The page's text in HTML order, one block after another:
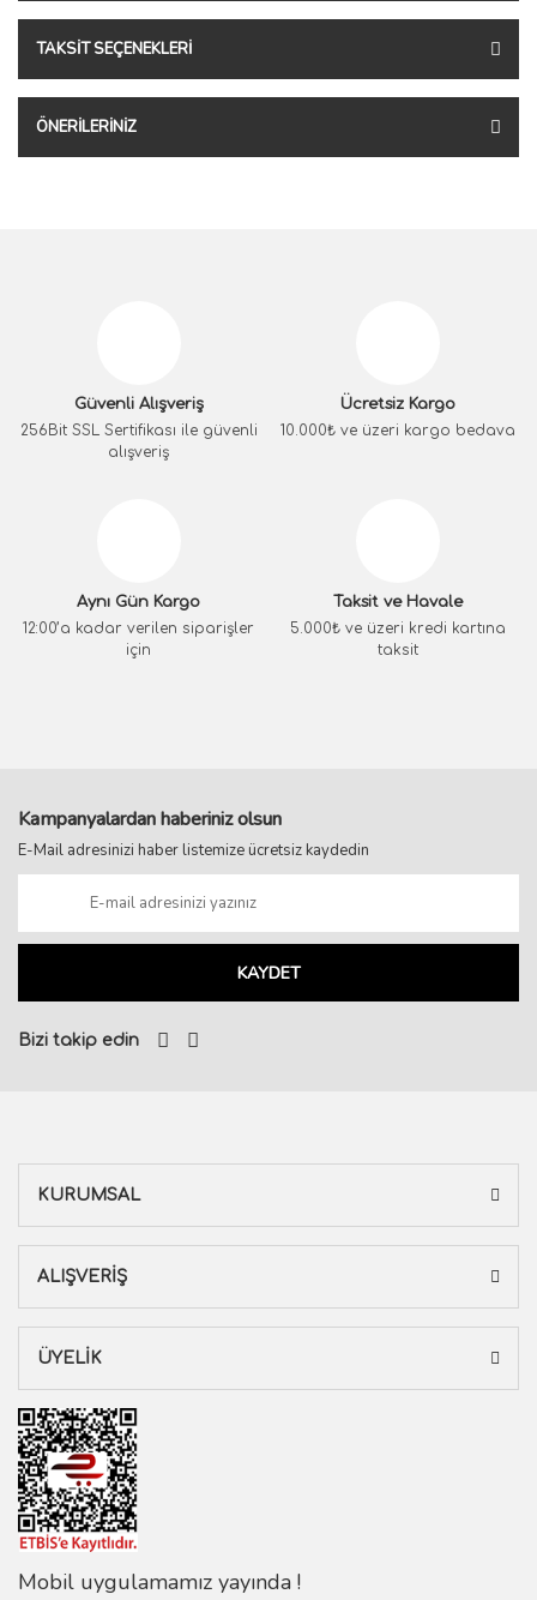
TAKSIT SEÇENEKLERI
ÖNERILERINIZ
Güvenli Alışveriş
256Bit SSL Sertifikası ile güvenli
alışveriş
Ücretsiz Kargo
10.000₺ ve üzeri kargo bedava
Aynı Gün Kargo
12:00’a kadar verilen siparişler
için
Taksit ve Havale
5.000₺ ve üzeri kredi kartına
taksit
Kampanyalardan haberiniz olsun
E-Mail adresinizi haber listemize ücretsiz kaydedin
KAYDET
Bizi takip edin
KURUMSAL
ALIŞVERİŞ
ÜYELİK
Mobil uygulamamız yayında !